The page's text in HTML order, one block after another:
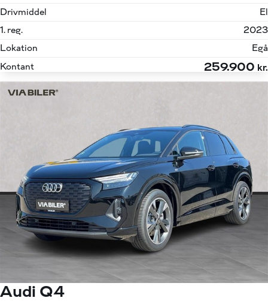
Drivmiddel
El
1. reg.
2023
Lokation
Egå
Kontant
259.900 kr.
Audi Q4